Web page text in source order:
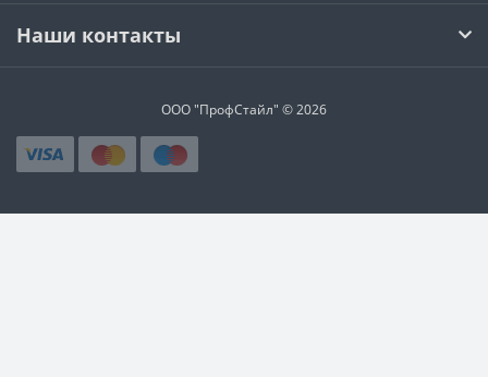
Наши контакты
ООО "ПрофСтайл" © 2026